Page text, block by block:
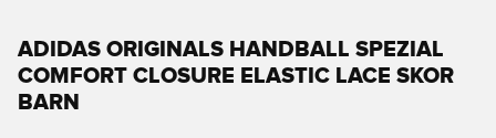
ADIDAS ORIGINALS HANDBALL SPEZIAL
COMFORT CLOSURE ELASTIC LACE SKOR
BARN